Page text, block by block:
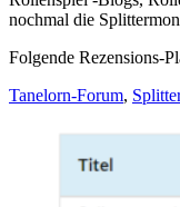
nochmal die
Folgende Rezensions-
Tanelorn-Forum,